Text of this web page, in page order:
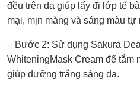
đều trên da giúp lấy đi lớp tế
mại, mịn màng và sáng màu tự
– Bước 2: Sử dụng Sakura
WhiteningMask Cream để tắm
giúp dưỡng trắng sáng da.